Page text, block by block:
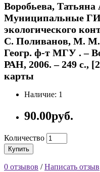
Воробьева, Татьяна
Муниципальные
экологического
С. Поливанов, М.
Геогр. ф-т МГУ . –
РАН, 2006. – 249 с.,
карты
Наличие: 1
90.00руб.
Количество
Купить
0 отзывов /Написать отзыв